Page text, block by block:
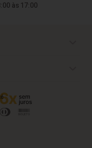
às 17:00